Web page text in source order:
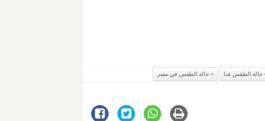
حالة الطقس غدا حالة الطقس في مصر